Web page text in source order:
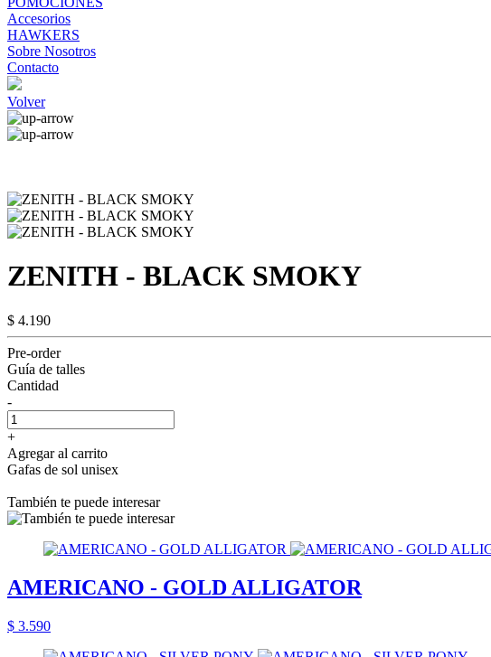
Accesorios
HAWKERS
Sobre Nosotros
Contacto
Volver
ZENITH - BLACK SMOKY
$ 4.190
Pre-order
Guía de talles
Cantidad
-
+
Agregar al carrito
Gafas de sol unisex
También te puede interesar
AMERICANO - GOLD ALLIGATOR
$ 3.590